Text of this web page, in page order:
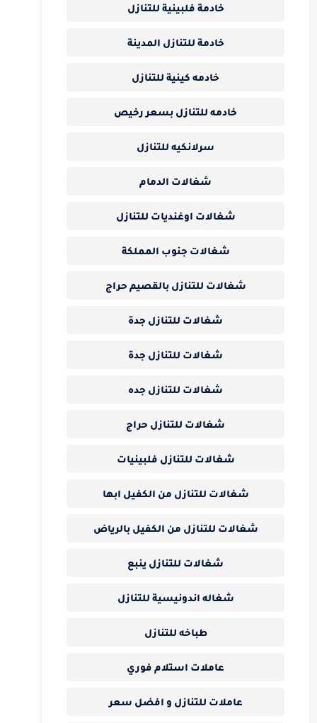
خادمة فلبينية للتنازل
خادمة للتنازل المدينة
خادمه كينية للتنازل
خادمه للتنازل بسعر رخيص
سرلانكيه للتنازل
شغالات الدمام
شغالات اوغنديات للتنازل
شغالات جنوب المملكة
شغالات للتنازل بالقصيم حراج
شغالات للتنازل جدة
شغالات للتنازل جدة
شغالات للتنازل جده
شغالات للتنازل حراج
شغالات للتنازل فلبينيات
شغالات للتنازل من الكفيل ابها
شغالات للتنازل من الكفيل بالرياض
شغالات للتنازل ينبع
شغاله اندونيسية للتنازل
طباخه للتنازل
عاملات استلام فوري
عاملات للتنازل و افضل سعر